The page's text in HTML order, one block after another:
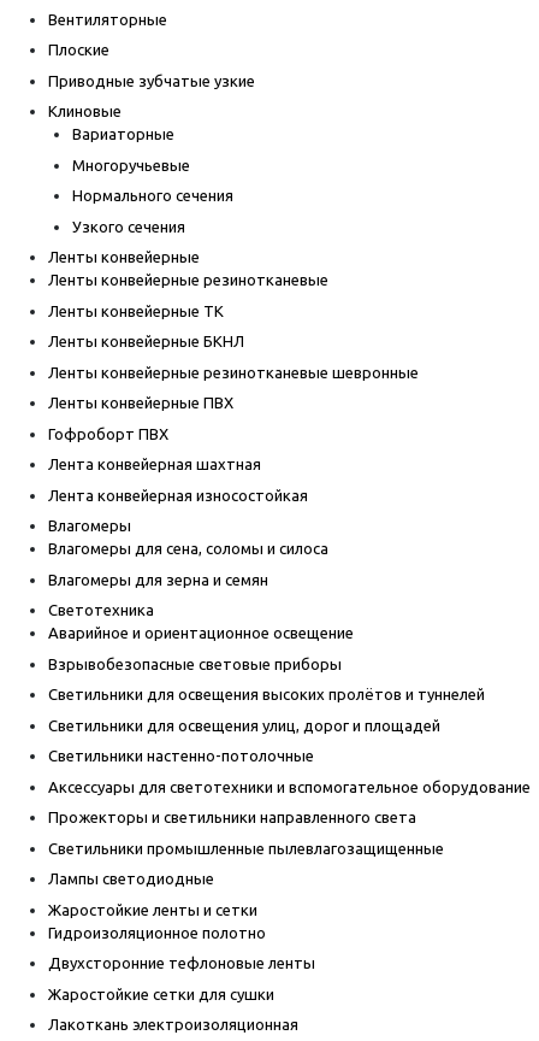
Вентиляторные
Плоские
Приводные зубчатые узкие
Клиновые
Вариаторные
Многоручьевые
Нормального сечения
Узкого сечения
Ленты конвейерные
Ленты конвейерные резинотканевые
Ленты конвейерные ТК
Ленты конвейерные БКНЛ
Ленты конвейерные резинотканевые шевронные
Ленты конвейерные ПВХ
Гофроборт ПВХ
Лента конвейерная шахтная
Лента конвейерная износостойкая
Влагомеры
Влагомеры для сена, соломы и силоса
Влагомеры для зерна и семян
Светотехника
Аварийное и ориентационное освещение
Взрывобезопасные световые приборы
Светильники для освещения высоких пролётов и туннелей
Светильники для освещения улиц, дорог и площадей
Светильники настенно-потолочные
Аксессуары для светотехники и вспомогательное оборудование
Прожекторы и светильники направленного света
Светильники промышленные пылевлагозащищенные
Лампы светодиодные
Жаростойкие ленты и сетки
Гидроизоляционное полотно
Двухсторонние тефлоновые ленты
Жаростойкие сетки для сушки
Лакоткань электроизоляционная